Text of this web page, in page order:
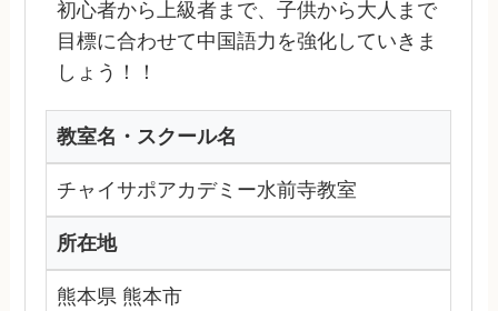
初心者から上級者まで、子供から大人まで
目標に合わせて中国語力を強化していきま
しょう！！
教室名・スクール名
チャイサポアカデミー水前寺教室
所在地
熊本県 熊本市